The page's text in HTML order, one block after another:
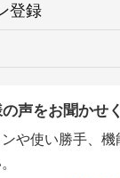
登録
声をお聞かせ
や使い勝手、